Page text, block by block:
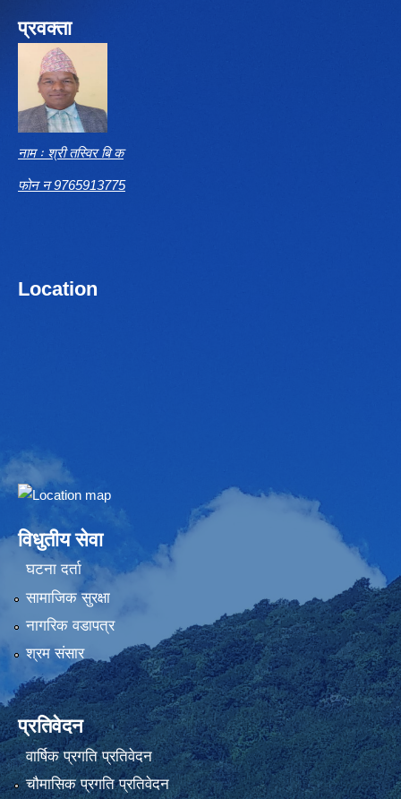
प्रवक्ता
नाम ः श्री तस्विर बि क
फोन न 9765913775
Location
Embed Google Map
विधुतीय सेवा
घटना दर्ता
सामाजिक सुरक्षा
नागरिक वडापत्र
श्रम संसार
प्रतिवेदन
वार्षिक प्रगति प्रतिवेदन
चौमासिक प्रगति प्रतिवेदन